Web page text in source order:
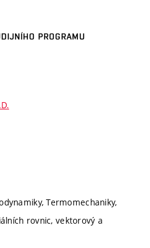
PROGRAMU
Termomechaniky,
rovnic, vektorový a